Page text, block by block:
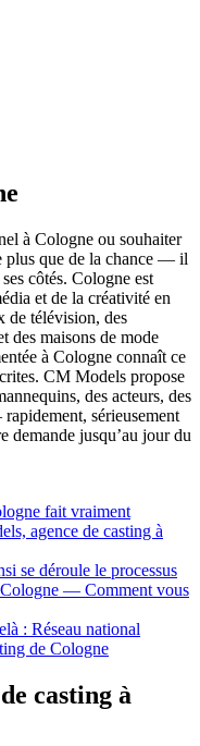
à Cologne ou souhaiter
plus que de la chance — il
côtés. Cologne est
et de la créativité en
de télévision, des
des maisons de mode
à Cologne connaît ce
CM Models propose
des acteurs, des
sérieusement
demande jusqu’au jour du
fait vraiment
agence de casting à
se déroule le processus
— Comment vous
: Réseau national
de Cologne
casting à